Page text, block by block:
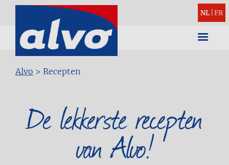
NL FR
Kruimelpad
Alvo > Recepten
De lekkerste recepten
van Alvo!